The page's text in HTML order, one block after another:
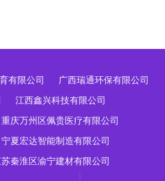
有限公司
广西瑞通环保有限公司
江西鑫兴科技有限公司
重庆万州区佩贵医疗有限公司
宁夏宏达智能制造有限公司
秦淮区渝宁建材有限公司